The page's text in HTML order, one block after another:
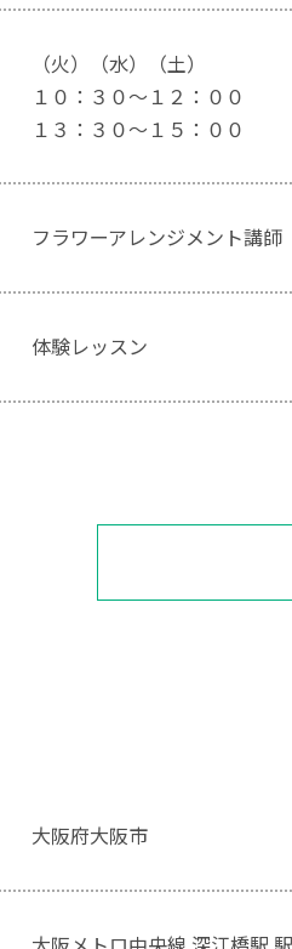
（火）（水）（土）
１０：３０〜１２：００
１３：３０〜１５：００
フラワーアレンジメント講師
体験レッスン
大阪府大阪市